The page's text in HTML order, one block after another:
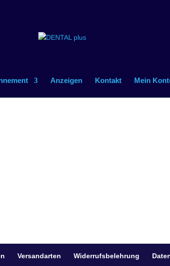
Anzeigen Kontakt Mein
Versandarten Widerrufsbelehrung